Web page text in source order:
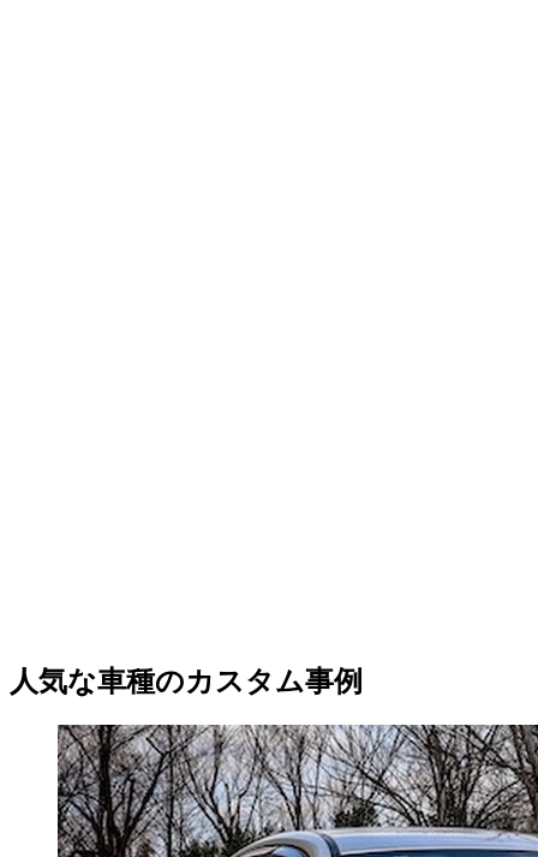
人気な車種のカスタム事例